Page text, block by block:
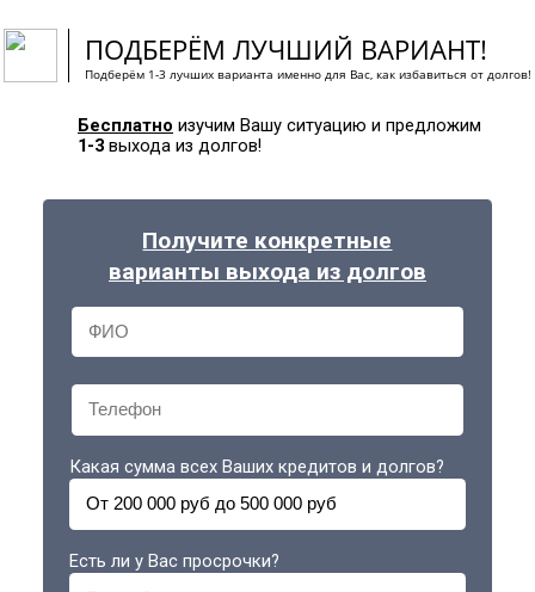
ПОДБЕРЁМ ЛУЧШИЙ ВАРИАНТ!
Подберём 1-3 лучших варианта именно для Вас, как избавиться от долгов!
Бесплатно изучим Вашу ситуацию и предложим
1-3 выхода из долгов!
Получите конкретные
варианты выхода из долгов
Какая сумма всех Ваших кредитов и долгов?
Есть ли у Вас просрочки?